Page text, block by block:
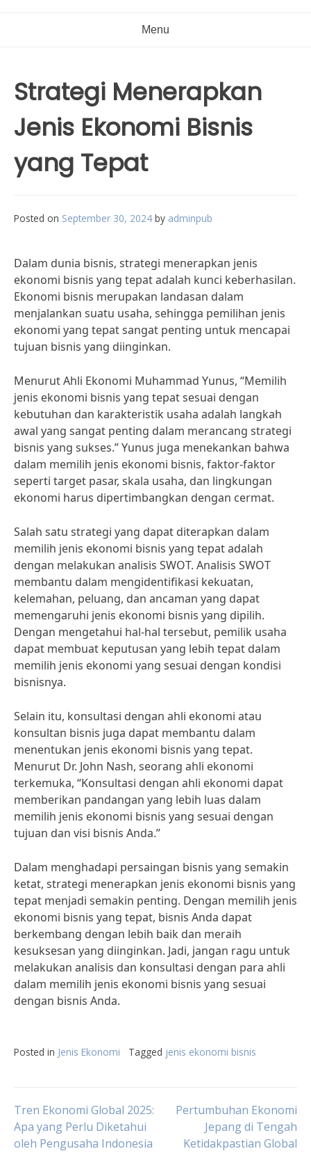
Menu
Strategi Menerapkan
Jenis Ekonomi Bisnis
yang Tepat
Posted on September 30, 2024 by adminpub
Dalam dunia bisnis, strategi menerapkan jenis
ekonomi bisnis yang tepat adalah kunci keberhasilan.
Ekonomi bisnis merupakan landasan dalam
menjalankan suatu usaha, sehingga pemilihan jenis
ekonomi yang tepat sangat penting untuk mencapai
tujuan bisnis yang diinginkan.
Menurut Ahli Ekonomi Muhammad Yunus, “Memilih
jenis ekonomi bisnis yang tepat sesuai dengan
kebutuhan dan karakteristik usaha adalah langkah
awal yang sangat penting dalam merancang strategi
bisnis yang sukses.” Yunus juga menekankan bahwa
dalam memilih jenis ekonomi bisnis, faktor-faktor
seperti target pasar, skala usaha, dan lingkungan
ekonomi harus dipertimbangkan dengan cermat.
Salah satu strategi yang dapat diterapkan dalam
memilih jenis ekonomi bisnis yang tepat adalah
dengan melakukan analisis SWOT. Analisis SWOT
membantu dalam mengidentifikasi kekuatan,
kelemahan, peluang, dan ancaman yang dapat
memengaruhi jenis ekonomi bisnis yang dipilih.
Dengan mengetahui hal-hal tersebut, pemilik usaha
dapat membuat keputusan yang lebih tepat dalam
memilih jenis ekonomi yang sesuai dengan kondisi
bisnisnya.
Selain itu, konsultasi dengan ahli ekonomi atau
konsultan bisnis juga dapat membantu dalam
menentukan jenis ekonomi bisnis yang tepat.
Menurut Dr. John Nash, seorang ahli ekonomi
terkemuka, “Konsultasi dengan ahli ekonomi dapat
memberikan pandangan yang lebih luas dalam
memilih jenis ekonomi bisnis yang sesuai dengan
tujuan dan visi bisnis Anda.”
Dalam menghadapi persaingan bisnis yang semakin
ketat, strategi menerapkan jenis ekonomi bisnis yang
tepat menjadi semakin penting. Dengan memilih jenis
ekonomi bisnis yang tepat, bisnis Anda dapat
berkembang dengan lebih baik dan meraih
kesuksesan yang diinginkan. Jadi, jangan ragu untuk
melakukan analisis dan konsultasi dengan para ahli
dalam memilih jenis ekonomi bisnis yang sesuai
dengan bisnis Anda.
Posted in Jenis Ekonomi Tagged jenis ekonomi bisnis
Post
navigation
Tren Ekonomi Global 2025:
Apa yang Perlu Diketahui
oleh Pengusaha Indonesia
Pertumbuhan Ekonomi
Jepang di Tengah
Ketidakpastian Global